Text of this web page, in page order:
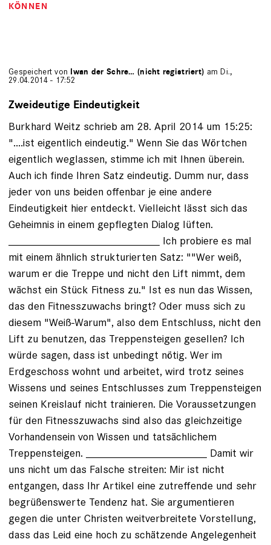
KÖNNEN
Gespeichert von Iwan der Schre… (nicht registriert) am Di.,
29.04.2014 - 17:52
Zweideutige Eindeutigkeit
Burkhard Weitz schrieb am 28. April 2014 um 15:25:
"....ist eigentlich eindeutig." Wenn Sie das Wörtchen
eigentlich weglassen, stimme ich mit Ihnen überein.
Auch ich finde Ihren Satz eindeutig. Dumm nur, dass
jeder von uns beiden offenbar je eine andere
Eindeutigkeit hier entdeckt. Vielleicht lässt sich das
Geheimnis in einem gepflegten Dialog lüften.
_________________________ Ich probiere es mal
mit einem ähnlich strukturierten Satz: ""Wer weiß,
warum er die Treppe und nicht den Lift nimmt, dem
wächst ein Stück Fitness zu." Ist es nun das Wissen,
das den Fitnesszuwachs bringt? Oder muss sich zu
diesem "Weiß-Warum", also dem Entschluss, nicht den
Lift zu benutzen, das Treppensteigen gesellen? Ich
würde sagen, dass ist unbedingt nötig. Wer im
Erdgeschoss wohnt und arbeitet, wird trotz seines
Wissens und seines Entschlusses zum Treppensteigen
seinen Kreislauf nicht trainieren. Die Voraussetzungen
für den Fitnesszuwachs sind also das gleichzeitige
Vorhandensein von Wissen und tatsächlichem
Treppensteigen. ____________________ Damit wir
uns nicht um das Falsche streiten: Mir ist nicht
entgangen, dass Ihr Artikel eine zutreffende und sehr
begrüßenswerte Tendenz hat. Sie argumentieren
gegen die unter Christen weitverbreitete Vorstellung,
dass das Leid eine hoch zu schätzende Angelegenheit